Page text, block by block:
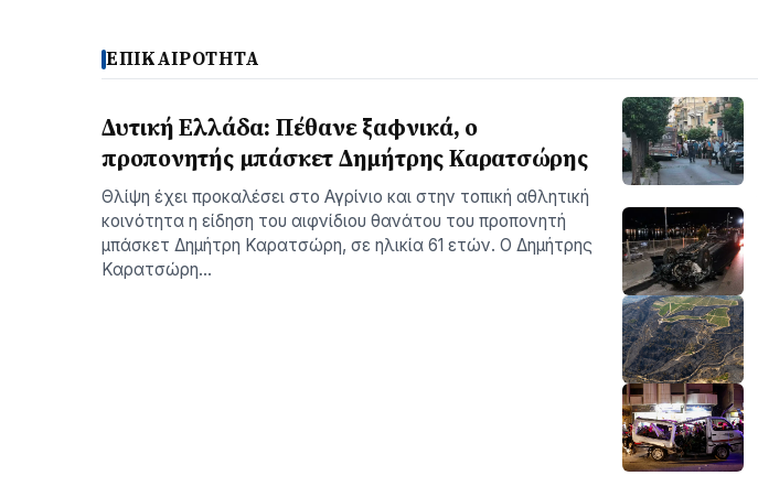
ΕΠΙΚΑΙΡΟΤΗΤΑ
Δυτική Ελλάδα: Πέθανε ξαφνικά, ο
προπονητής μπάσκετ Δημήτρης Καρατσώρης
Θλίψη έχει προκαλέσει στο Αγρίνιο και στην τοπική αθλητική
κοινότητα η είδηση του αιφνίδιου θανάτου του προπονητή
μπάσκετ Δημήτρη Καρατσώρη, σε ηλικία 61 ετών. Ο Δημήτρης
Καρατσώρη…